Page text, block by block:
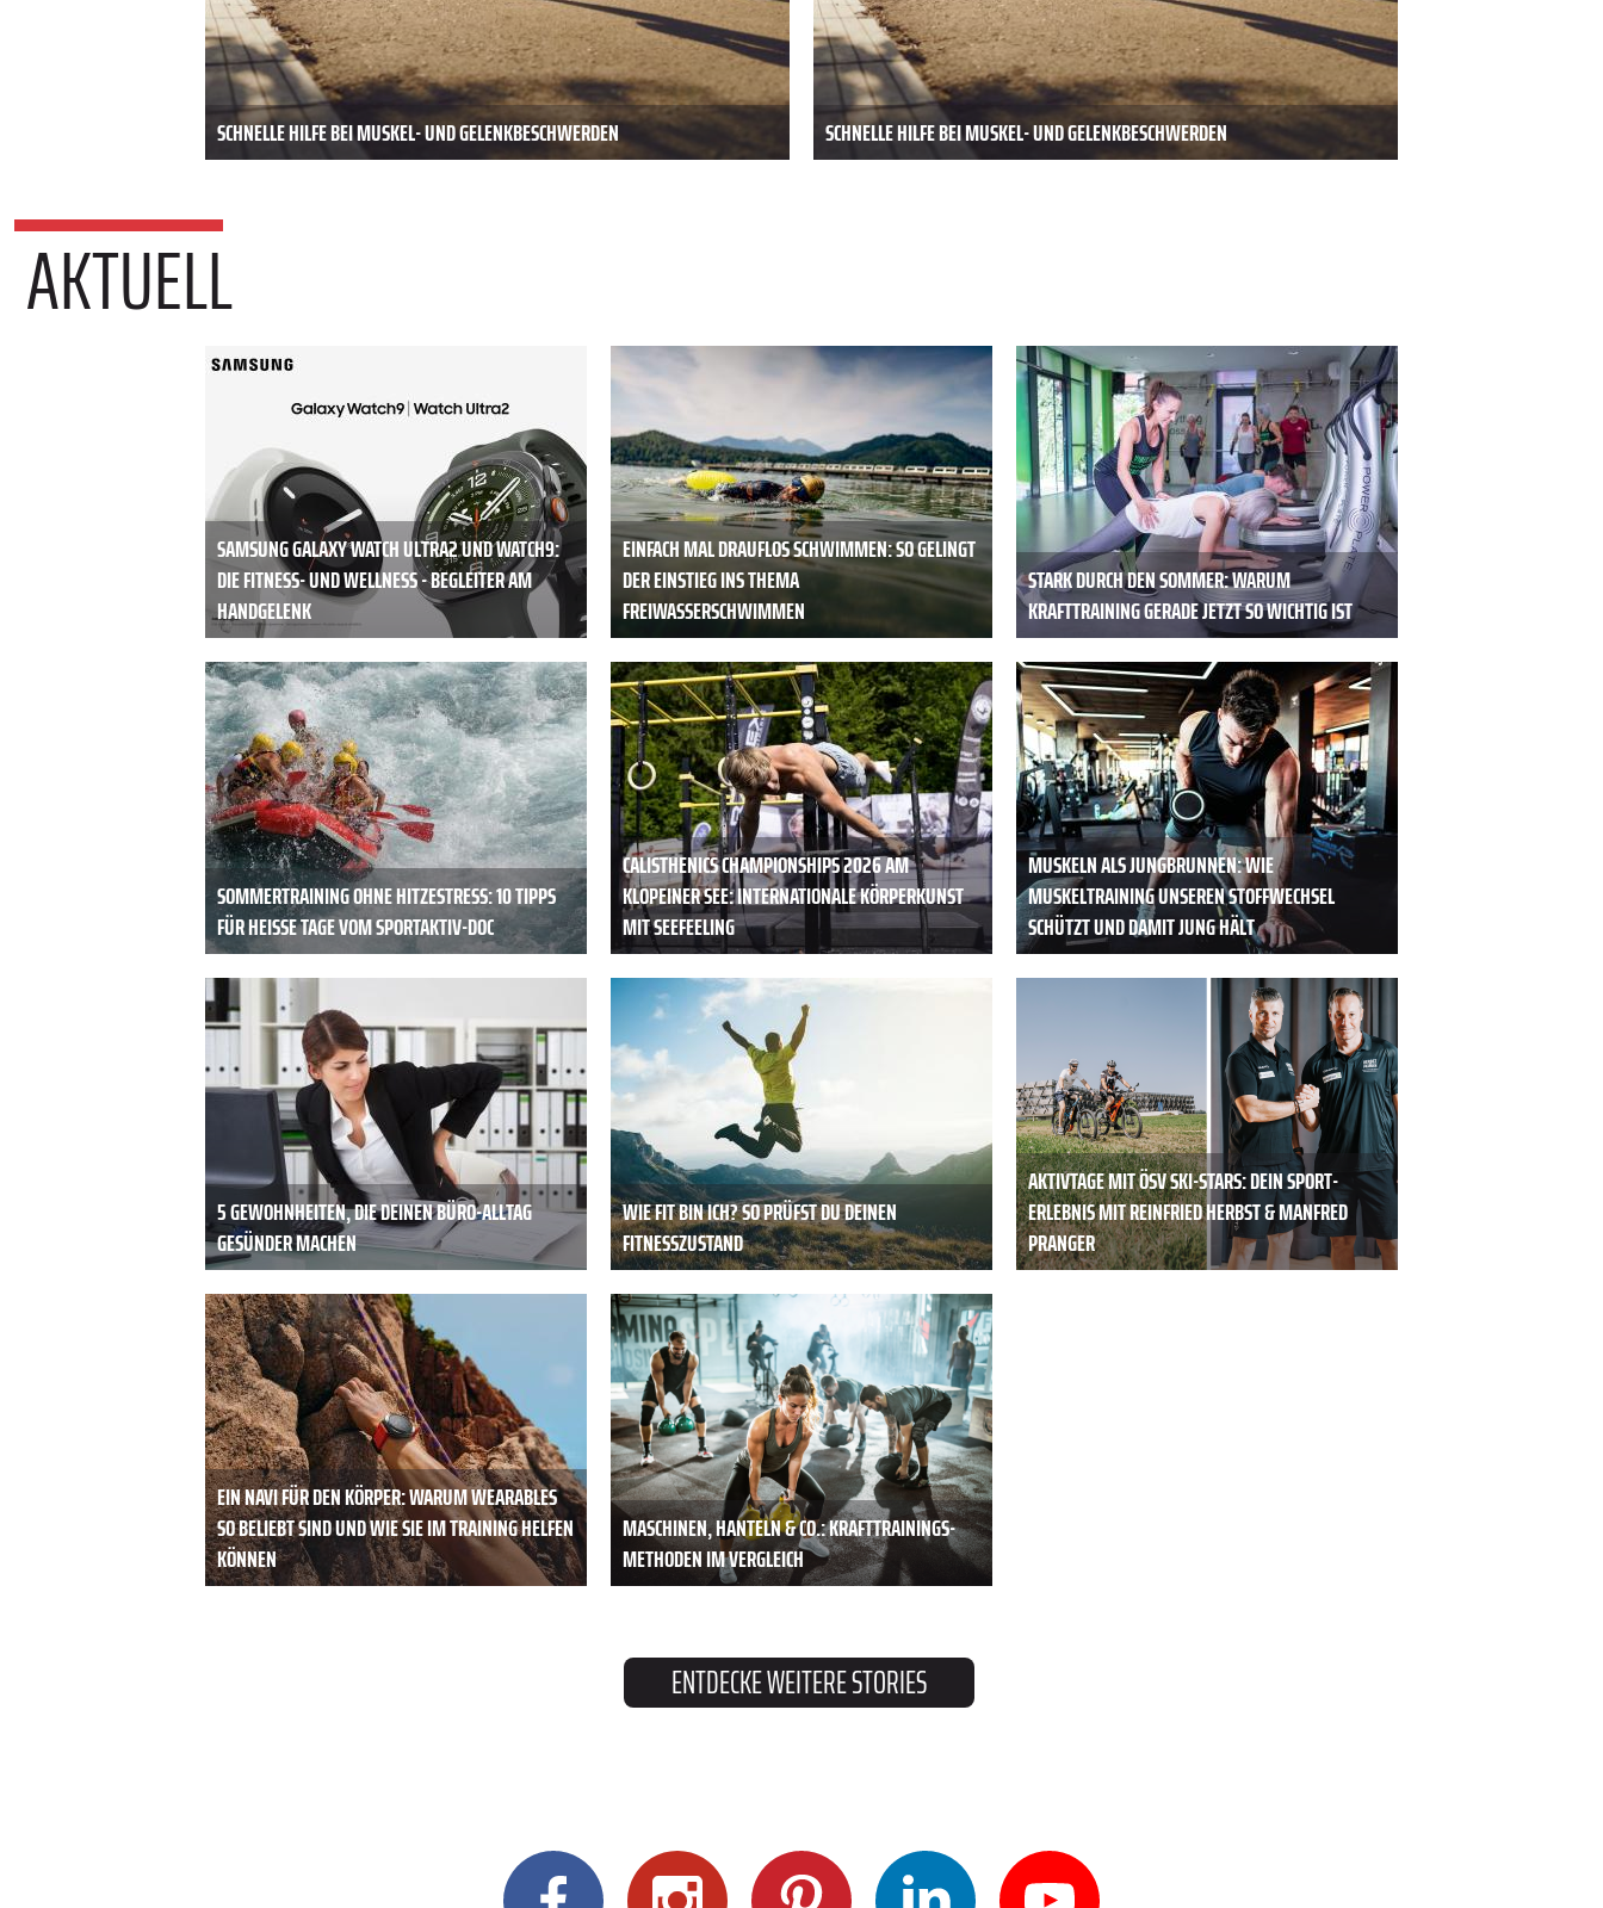
SCHNELLE HILFE BEI MUSKEL- UND GELENKBESCHWERDEN SCHNELLE HILFE BEI MUSKEL- UND GELENKBESCHWERDEN
AKTUELL
SAMSUNG GALAXY WATCH ULTRA2 UND WATCH9:
DIE FITNESS- UND WELLNESS - BEGLEITER AM
HANDGELENK
EINFACH MAL DRAUFLOS SCHWIMMEN: SO GELINGT
DER EINSTIEG INS THEMA
FREIWASSERSCHWIMMEN
STARK DURCH DEN SOMMER: WARUM
KRAFTTRAINING GERADE JETZT SO WICHTIG IST
SOMMERTRAINING OHNE HITZESTRESS: 10 TIPPS
FÜR HEISSE TAGE VOM SPORTAKTIV-DOC
CALISTHENICS CHAMPIONSHIPS 2026 AM
KLOPEINER SEE: INTERNATIONALE KÖRPERKUNST
MIT SEEFEELING
MUSKELN ALS JUNGBRUNNEN: WIE
MUSKELTRAINING UNSEREN STOFFWECHSEL
SCHÜTZT UND DAMIT JUNG HÄLT
5 GEWOHNHEITEN, DIE DEINEN BÜRO-ALLTAG
GESÜNDER MACHEN
WIE FIT BIN ICH? SO PRÜFST DU DEINEN
FITNESSZUSTAND
AKTIVTAGE MIT ÖSV SKI-STARS: DEIN SPORT-
ERLEBNIS MIT REINFRIED HERBST & MANFRED
PRANGER
EIN NAVI FÜR DEN KÖRPER: WARUM WEARABLES
SO BELIEBT SIND UND WIE SIE IM TRAINING HELFEN
KÖNNEN
MASCHINEN, HANTELN & CO.: KRAFTTRAININGS-
METHODEN IM VERGLEICH
ENTDECKE WEITERE STORIES